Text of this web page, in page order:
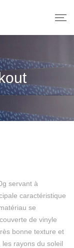
servant à
caractéristique
se
de vinyle
bonne texture et
rayons du soleil